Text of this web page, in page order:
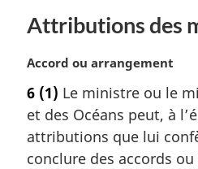
e
Attributions des
N
t
e
m
a
Accord ou arrangement
6 (1) Le ministre ou le
et des Océans peut, à
attributions que lui
conclure des accords